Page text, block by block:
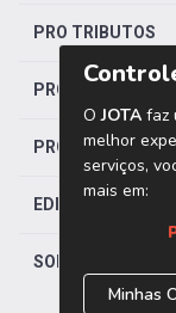
PRO TRIBUTOS
PRO TRABALHISTA
PRO SAÚDE
EDITORIAS
SOBRE O JOTA